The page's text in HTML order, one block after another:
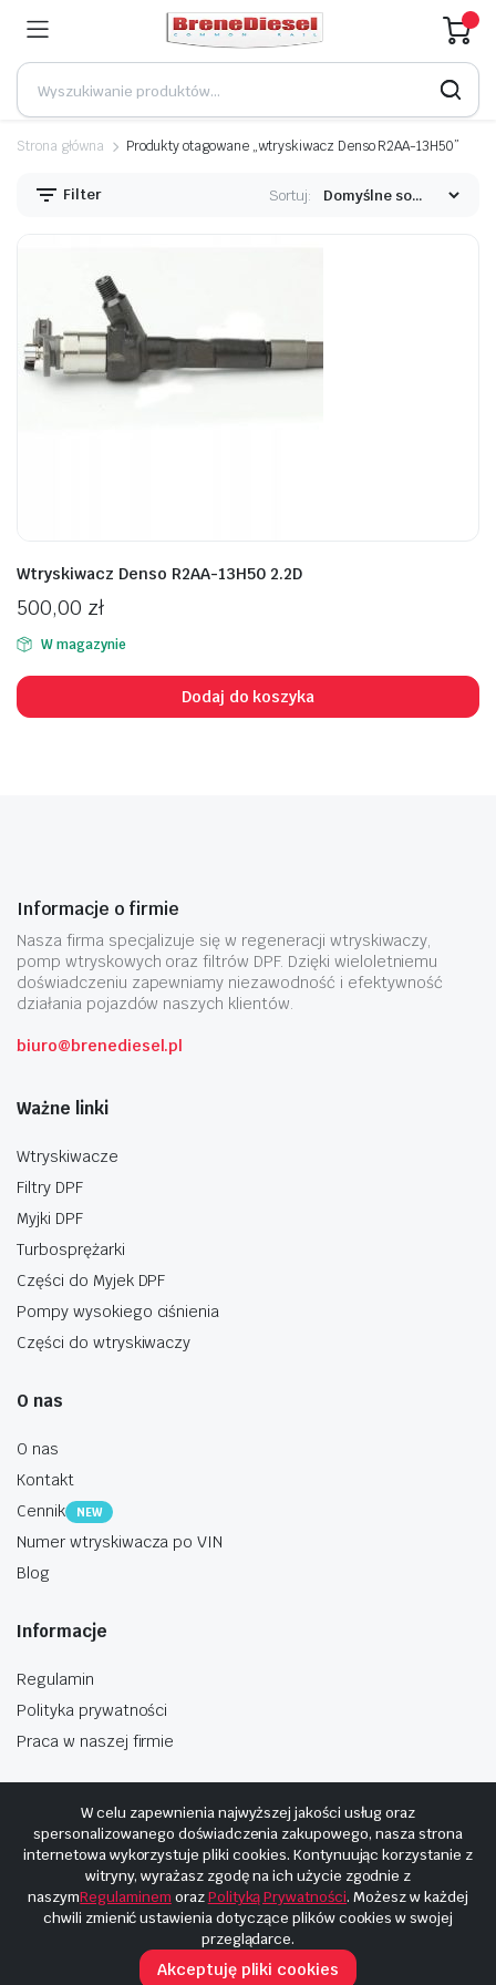
Strona główna Produkty otagowane „wtryskiwacz Denso R2AA-13H50”
Filter Sortuj:
Wtryskiwacz Denso R2AA-13H50 2.2D
500,00 zł
W magazynie
Dodaj do koszyka
Informacje o firmie
Nasza firma specjalizuje się w regeneracji wtryskiwaczy,
pomp wtryskowych oraz filtrów DPF. Dzięki wieloletniemu
doświadczeniu zapewniamy niezawodność i efektywność
działania pojazdów naszych klientów.
biuro@brenediesel.pl
Ważne linki
Wtryskiwacze
Filtry DPF
Myjki DPF
Turbosprężarki
Części do Myjek DPF
Pompy wysokiego ciśnienia
Części do wtryskiwaczy
O nas
O nas
Kontakt
Cennik
NEW
Numer wtryskiwacza po VIN
Blog
Informacje
Regulamin
Polityka prywatności
Praca w naszej firmie
Copyright © 2025 Hosting i budowa Cyberplaneta.pl
W celu zapewnienia najwyższej jakości usług oraz
spersonalizowanego doświadczenia zakupowego, nasza strona
internetowa wykorzystuje pliki cookies. Kontynuując korzystanie z
witryny, wyrażasz zgodę na ich użycie zgodnie z
naszymRegulaminem orazPolityką Prywatności. Możesz w każdej
chwili zmienić ustawienia dotyczące plików cookies w swojej
przeglądarce.
Akceptuję pliki cookies